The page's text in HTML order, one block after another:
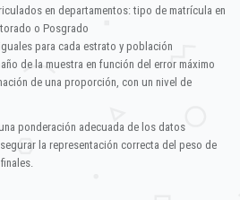
en departamentos: tipo de matrícula en
o Posgrado
para cada estrato y población
de la muestra en función del error máximo
de una proporción, con un nivel de
ponderación adecuada de los datos
la representación correcta del peso de